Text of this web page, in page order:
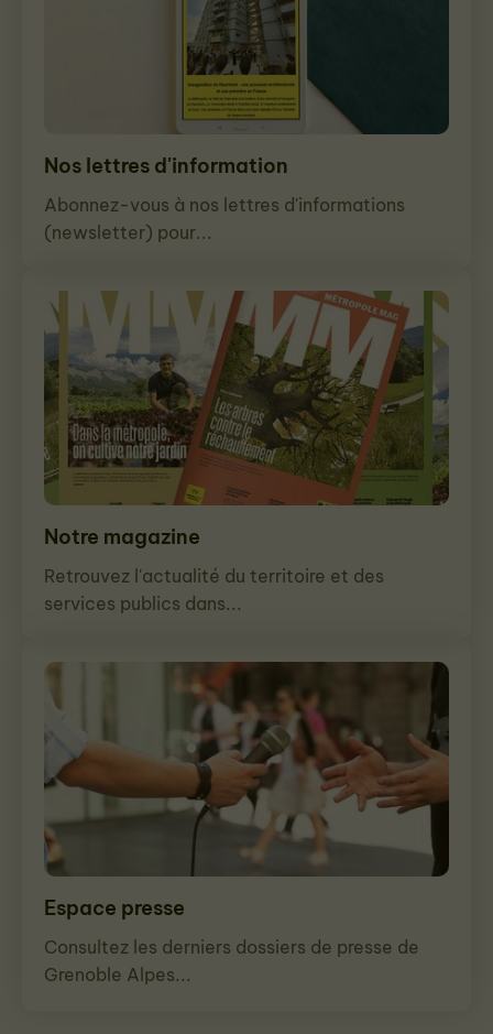
Nos lettres d'information
Abonnez-vous à nos lettres d'informations
(newsletter) pour...
Notre magazine
Retrouvez l'actualité du territoire et des
services publics dans...
Espace presse
Consultez les derniers dossiers de presse de
Grenoble Alpes...